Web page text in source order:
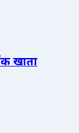
खाता